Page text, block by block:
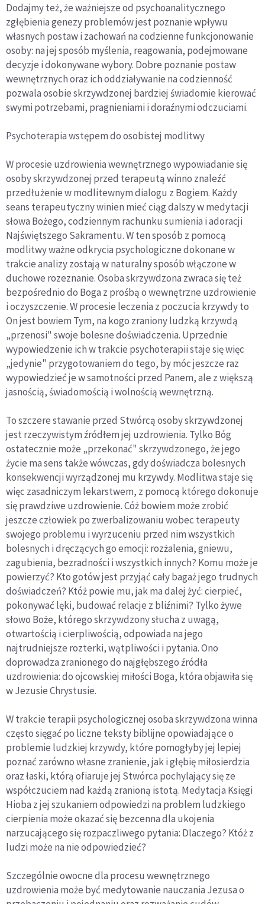
Dodajmy też, że ważniejsze od psychoanalitycznego
zgłębienia genezy problemów jest poznanie wpływu
własnych postaw i zachowań na codzienne funkcjonowanie
osoby: na jej sposób myślenia, reagowania, podejmowane
decyzje i dokonywane wybory. Dobre poznanie postaw
wewnętrznych oraz ich oddziaływanie na codzienność
pozwala osobie skrzywdzonej bardziej świadomie kierować
swymi potrzebami, pragnieniami i doraźnymi odczuciami.
Psychoterapia wstępem do osobistej modlitwy
W procesie uzdrowienia wewnętrznego wypowiadanie się
osoby skrzywdzonej przed terapeutą winno znaleźć
przedłużenie w modlitewnym dialogu z Bogiem. Każdy
seans terapeutyczny winien mieć ciąg dalszy w medytacji
słowa Bożego, codziennym rachunku sumienia i adoracji
Najświętszego Sakramentu. W ten sposób z pomocą
modlitwy ważne odkrycia psychologiczne dokonane w
trakcie analizy zostają w naturalny sposób włączone w
duchowe rozeznanie. Osoba skrzywdzona zwraca się też
bezpośrednio do Boga z prośbą o wewnętrzne uzdrowienie
i oczyszczenie. W procesie leczenia z poczucia krzywdy to
On jest bowiem Tym, na kogo zraniony ludzką krzywdą
„przenosi" swoje bolesne doświadczenia. Uprzednie
wypowiedzenie ich w trakcie psychoterapii staje się więc
„jedynie" przygotowaniem do tego, by móc jeszcze raz
wypowiedzieć je w samotności przed Panem, ale z większą
jasnością, świadomością i wolnością wewnętrzną.
To szczere stawanie przed Stwórcą osoby skrzywdzonej
jest rzeczywistym źródłem jej uzdrowienia. Tylko Bóg
ostatecznie może „przekonać" skrzywdzonego, że jego
życie ma sens także wówczas, gdy doświadcza bolesnych
konsekwencji wyrządzonej mu krzywdy. Modlitwa staje się
więc zasadniczym lekarstwem, z pomocą którego dokonuje
się prawdziwe uzdrowienie. Cóż bowiem może zrobić
jeszcze człowiek po zwerbalizowaniu wobec terapeuty
swojego problemu i wyrzuceniu przed nim wszystkich
bolesnych i dręczących go emocji: rozżalenia, gniewu,
zagubienia, bezradności i wszystkich innych? Komu może je
powierzyć? Kto gotów jest przyjąć cały bagaż jego trudnych
doświadczeń? Któż powie mu, jak ma dalej żyć: cierpieć,
pokonywać lęki, budować relacje z bliźnimi? Tylko żywe
słowo Boże, którego skrzywdzony słucha z uwagą,
otwartością i cierpliwością, odpowiada na jego
najtrudniejsze rozterki, wątpliwości i pytania. Ono
doprowadza zranionego do najgłębszego źródła
uzdrowienia: do ojcowskiej miłości Boga, która objawiła się
w Jezusie Chrystusie.
W trakcie terapii psychologicznej osoba skrzywdzona winna
często sięgać po liczne teksty biblijne opowiadające o
problemie ludzkiej krzywdy, które pomogłyby jej lepiej
poznać zarówno własne zranienie, jak i głębię miłosierdzia
oraz łaski, którą ofiaruje jej Stwórca pochylający się ze
współczuciem nad każdą zranioną istotą. Medytacja Księgi
Hioba z jej szukaniem odpowiedzi na problem ludzkiego
cierpienia może okazać się bezcenna dla ukojenia
narzucającego się rozpaczliwego pytania: Dlaczego? Któż z
ludzi może na nie odpowiedzieć?
Szczególnie owocne dla procesu wewnętrznego
uzdrowienia może być medytowanie nauczania Jezusa o